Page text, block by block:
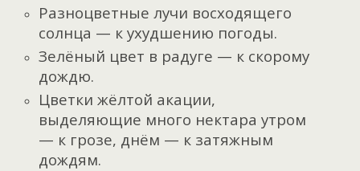
Разноцветные лучи восходящего
солнца — к ухудшению погоды.
Зелёный цвет в радуге — к скорому
дождю.
Цветки жёлтой акации,
выделяющие много нектара утром
— к грозе, днём — к затяжным
дождям.